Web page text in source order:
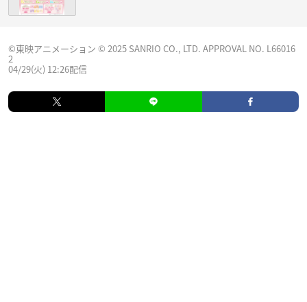
©東映アニメーション © 2025 SANRIO CO., LTD. APPROVAL NO. L66016
2
04/29(火) 12:26配信